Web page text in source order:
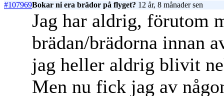
#107969Bokar ni era brädor på flyget? 12 år, 8 månader sen
Jag har aldrig, förutom
brädan/brädorna innan
jag heller aldrig blivit
Men nu fick jag av